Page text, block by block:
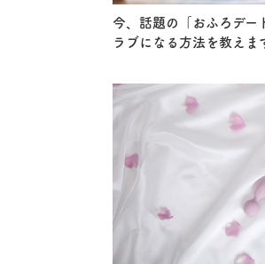
今、話題の「おふろデー
ラブになる方法を教えま